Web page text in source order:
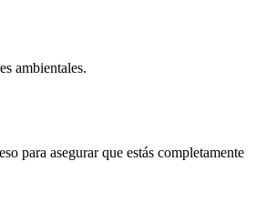
ambientales.
para asegurar que estás completamente